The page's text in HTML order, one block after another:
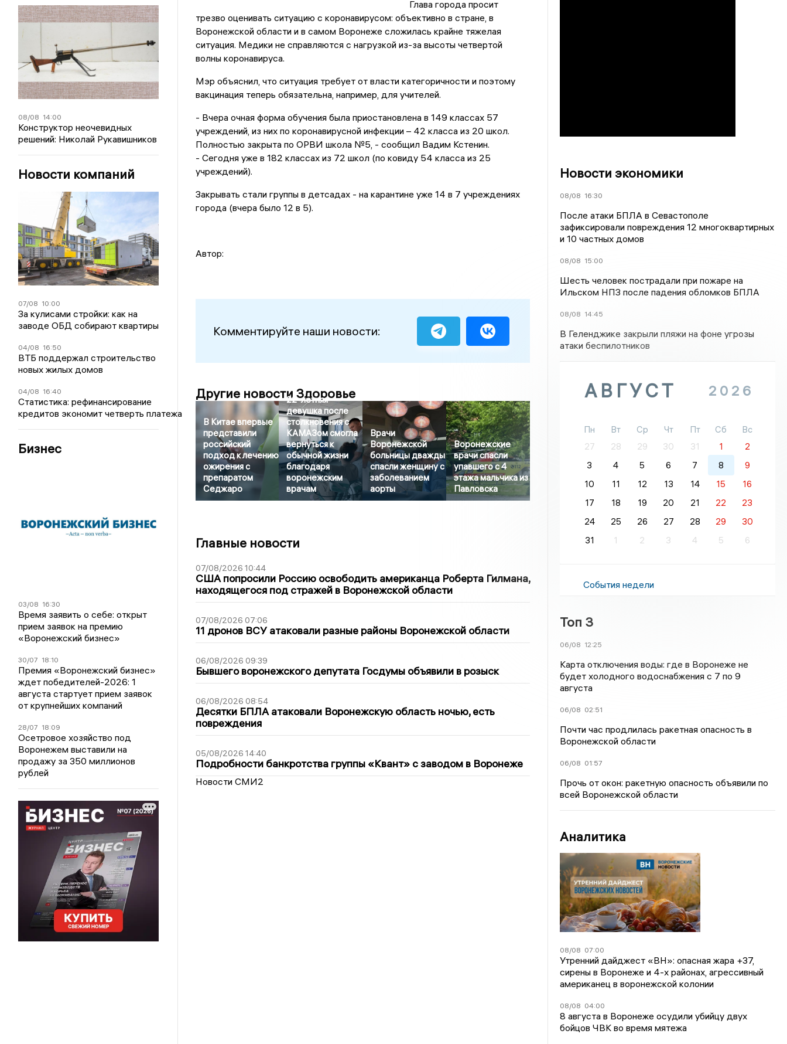
08/08 14:00
Конструктор неочевидных
решений: Николай Рукавишников
Новости компаний
07/08 10:00
За кулисами стройки: как на
заводе ОБД собирают квартиры
04/08 16:50
ВТБ поддержал строительство
новых жилых домов
04/08 16:40
Статистика: рефинансирование
кредитов экономит четверть платежа
Бизнес
03/08 16:30
Время заявить о себе: открыт
прием заявок на премию
«Воронежский бизнес»
30/07 18:10
Премия «Воронежский бизнес»
ждет победителей-2026: 1
августа стартует прием заявок
от крупнейших компаний
28/07 18:09
Осетровое хозяйство под
Воронежем выставили на
продажу за 350 миллионов
рублей
Глава города просит
трезво оценивать ситуацию с коронавирусом: объективно в стране, в
Воронежской области и в самом Воронеже сложилась крайне тяжелая
ситуация. Медики не справляются с нагрузкой из-за высоты четвертой
волны коронавируса.
Мэр объяснил, что ситуация требует от власти категоричности и поэтому
вакцинация теперь обязательна, например, для учителей.
- Вчера очная форма обучения была приостановлена в 149 классах 57
учреждений, из них по коронавирусной инфекции – 42 класса из 20 школ.
Полностью закрыта по ОРВИ школа №5, - сообщил Вадим Кстенин.
- Сегодня уже в 182 классах из 72 школ (по ковиду 54 класса из 25
учреждений).
Закрывать стали группы в детсадах - на карантине уже 14 в 7 учреждениях
города (вчера было 12 в 5).
Автор:
Комментируйте наши новости:
Другие новости Здоровье
В Китае впервые
представили
российский
подход к лечению
ожирения с
препаратом
Седжаро
22-летняя
девушка после
столкновения с
КАМАЗом смогла
вернуться к
обычной жизни
благодаря
воронежским
врачам
Врачи
Воронежской
больницы дважды
спасли женщину с
заболеванием
аорты
Воронежские
врачи спасли
упавшего с 4
этажа мальчика из
Павловска
Главные новости
07/08/2026 10:44
США попросили Россию освободить американца Роберта Гилмана,
находящегося под стражей в Воронежской области
07/08/2026 07:06
11 дронов ВСУ атаковали разные районы Воронежской области
06/08/2026 09:39
Бывшего воронежского депутата Госдумы объявили в розыск
06/08/2026 08:54
Десятки БПЛА атаковали Воронежскую область ночью, есть
повреждения
05/08/2026 14:40
Подробности банкротства группы «Квант» с заводом в Воронеже
Новости СМИ2
Новости экономики
08/08 16:30
После атаки БПЛА в Севастополе
зафиксировали повреждения 12 многоквартирных
и 10 частных домов
08/08 15:00
Шесть человек пострадали при пожаре на
Ильском НПЗ после падения обломков БПЛА
08/08 14:45
В Геленджике закрыли пляжи на фоне угрозы
атаки беспилотников
АВГУСТ 2026
Пн Вт Ср Чт Пт Сб
Вс
27
28 29 30 31 1
2
3
4 5 6 7 8
9
10
11 12 13 14 15
16
17
18 19 20 21 22
23
24
25 26 27 28 29
30
31
1 2 3 4 5 6
События недели
Топ 3
06/08 12:25
Карта отключения воды: где в Воронеже не
будет холодного водоснабжения с 7 по 9
августа
06/08 02:51
Почти час продлилась ракетная опасность в
Воронежской области
06/08 01:57
Прочь от окон: ракетную опасность объявили по
всей Воронежской области
Аналитика
08/08 07:00
Утренний дайджест «ВН»: опасная жара +37,
сирены в Воронеже и 4-х районах, агрессивный
американец в воронежской колонии
08/08 04:00
8 августа в Воронеже осудили убийцу двух
бойцов ЧВК во время мятежа